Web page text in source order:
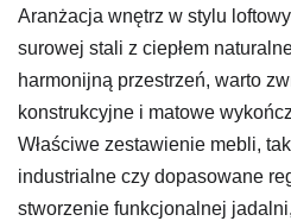
Aranżacja wnętrz w stylu
surowej stali z ciepłem
harmonijną przestrzeń, warto
konstrukcyjne i matowe
Właściwe zestawienie mebli,
industrialne czy dopasowane
stworzenie funkcjonalnej